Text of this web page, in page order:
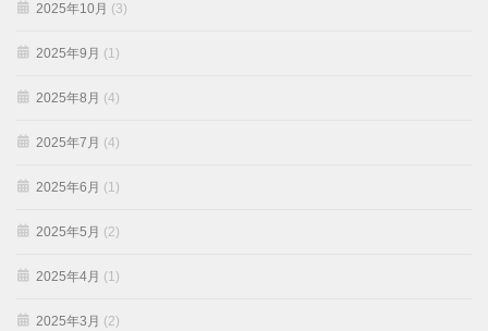
2025年10月 (3)
2025年9月 (1)
2025年8月 (4)
2025年7月 (4)
2025年6月 (1)
2025年5月 (2)
2025年4月 (1)
2025年3月 (2)